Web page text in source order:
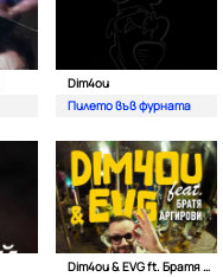
Dim4ou
Пилето във фурната
Dim4ou & EVG ft. Братя Аргирови